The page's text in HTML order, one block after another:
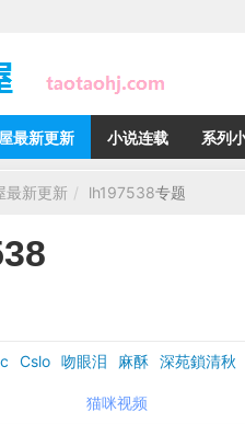
最新更新 小说连载 系列
最新更新 lh197538专题
Cslo 吻眼泪 麻酥 深苑鎖清秋
猫咪视频